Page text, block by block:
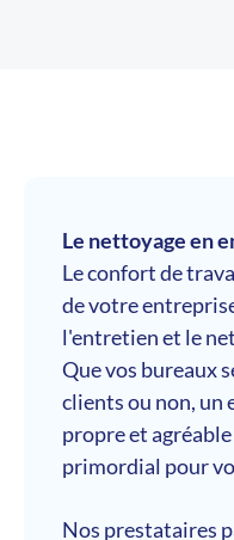
Le nettoyage en
Le confort de
de votre
l'entretien et le
Que vos bureaux
clients ou non, un
propre et
primordial pour
Nos prestataires